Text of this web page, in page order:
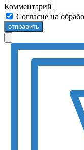
Комментарий
Согласие на
отправить